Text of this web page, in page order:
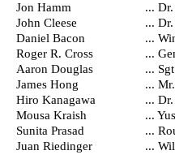
Jon Hamm
...
John Cleese
...
Daniel Bacon
...
Roger R. Cross
...
Aaron Douglas
...
James Hong
...
Hiro Kanagawa
...
Mousa Kraish
...
Sunita Prasad
...
Juan Riedinger
...